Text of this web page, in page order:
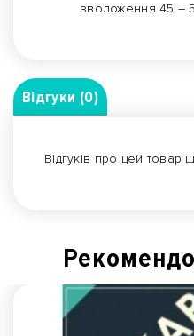
зволоження 45 –
Відгуки (0)
Відгуків про цей товар